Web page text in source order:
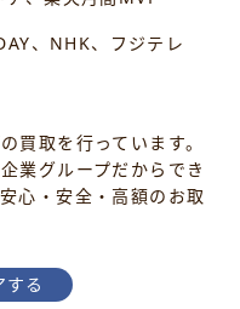
、NHK、フジテレ
買取を行っています。
業グループだからでき
心・安全・高額のお取
する